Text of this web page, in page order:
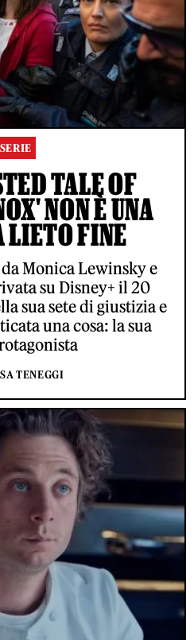
SERIE
TALE OF
NON È UNA
LIETO FINE
Monica Lewinsky e
su Disney+ il 20
sua sete di giustizia e
una cosa: la sua
TENEGGI